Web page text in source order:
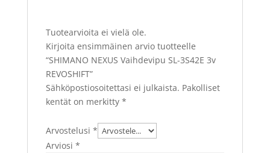
Tuotearvioita ei vielä ole.
Kirjoita ensimmäinen arvio tuotteelle
“SHIMANO NEXUS Vaihdevipu SL-3S42E 3v
REVOSHIFT”
Sähköpostiosoitettasi ei julkaista. Pakolliset
kentät on merkitty *
Arvostelusi *
Arviosi *